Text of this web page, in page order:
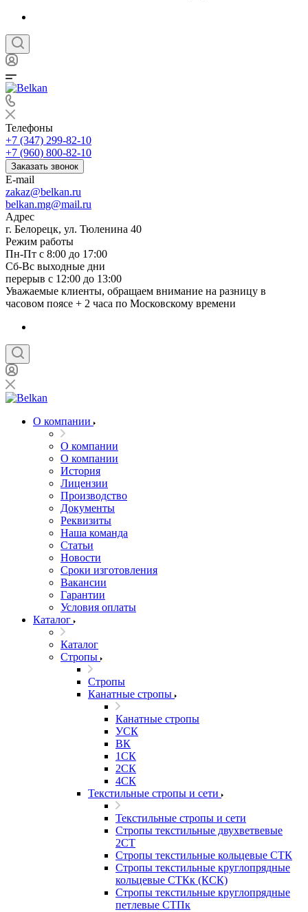
Телефоны
+7 (347) 299-82-10
+7 (960) 800-82-10
Заказать звонок
E-mail
zakaz@belkan.ru
belkan.mg@mail.ru
Адрес
г. Белорецк, ул. Тюленина 40
Режим работы
Пн-Пт с 8:00 до 17:00
Сб-Вс выходные дни
перерыв с 12:00 до 13:00
Уважаемые клиенты, обращаем внимание на разницу в
часовом поясе + 2 часа по Московскому времени
О компании
О компании
О компании
История
Лицензии
Производство
Документы
Реквизиты
Наша команда
Статьи
Новости
Сроки изготовления
Вакансии
Гарантии
Условия оплаты
Каталог
Каталог
Стропы
Стропы
Канатные стропы
Канатные стропы
УСК
ВК
1СК
2СК
4СК
Текстильные стропы и сети
Текстильные стропы и сети
Стропы текстильные двухветвевые
2СТ
Стропы текстильные кольцевые СТК
Стропы текстильные круглопрядные
кольцевые СТКк (КСК)
Стропы текстильные круглопрядные
петлевые СТПк